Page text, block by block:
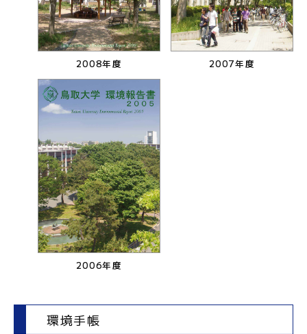
2008年度 2007年度
2006年度
環境手帳